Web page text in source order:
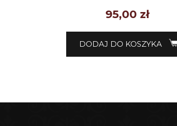
95,00 zł
DODAJ DO KOSZYKA